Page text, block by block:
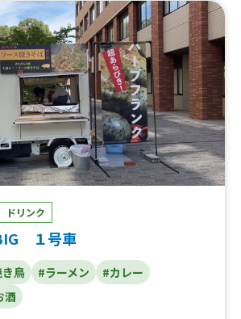
サワー、生マンゴーサワー、日本酒 ３
、マッケンチーズ マカロニ&チーズ、
ジビエコロッケ食べ比べセット（鹿と
、チキンアンドチップス、フライドポ
レー、アングラバーガー、レモンサワ
スーパードライ生ビール、生マンゴー
クリームメロンソーダ、チーズタル
ビエ 鹿メンチバーガー、ワンコイン
ン そぼろ丼、ジビエ 猪コロッケバー
ロッケバーガー、レッドチキンバーガ
ンステーキ弁当、チョコワッフル、ワ
ラスパイシーチキンステーキ、エッグカ
コイン 生姜焼き丼、ワンコイン 唐揚
ヘルシー鶏むねサラダ、ワンコイン
ンコイン ネギ塩豚丼、ワンコイン 無
国内外のクラフトビール、十条のB級
、濃厚クラムチャウダー、ポトフ、タ
グ、和牛ドッグ、ジャンボ焼き鳥、カレ
製クラフトコーラ、自家製レモネー
ドリンク
１号車
鳥 #ラーメン
#カレー
酒